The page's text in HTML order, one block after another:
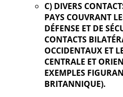
C) DIVERS
PAYS COUVRANT
DÉFENSE ET DE
CONTACTS
OCCIDENTAUX ET
CENTRALE ET
EXEMPLES
BRITANNIQUE).